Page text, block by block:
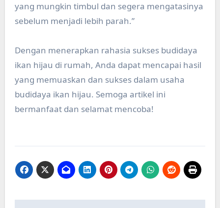
yang mungkin timbul dan segera mengatasinya
sebelum menjadi lebih parah.”
Dengan menerapkan rahasia sukses budidaya
ikan hijau di rumah, Anda dapat mencapai hasil
yang memuaskan dan sukses dalam usaha
budidaya ikan hijau. Semoga artikel ini
bermanfaat dan selamat mencoba!